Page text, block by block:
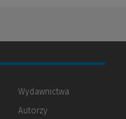
Wydawnictwa
Autorzy